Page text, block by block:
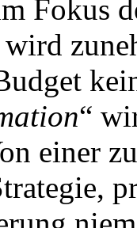
Fokus
“
einer